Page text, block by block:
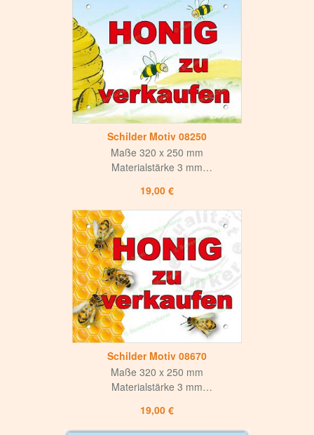
Schilder Motiv 08250
19,00 €
Maße 320 x 250 mm
Materialstärke 3 mm
mit mattem UV-Lack versiegelt
Hohe Korrosions- und Witterungsbeständigkeit
Langlebig und hochwertig
für Innen und Aussen
4-fach Bohrung,
Bohrlochdurchmesser 8 mm
Schilder Motiv 08670
19,00 €
Maße 320 x 250 mm
Materialstärke 3 mm
mit mattem UV-Lack versiegelt
Hohe Korrosions- und Witterungsbeständigkeit